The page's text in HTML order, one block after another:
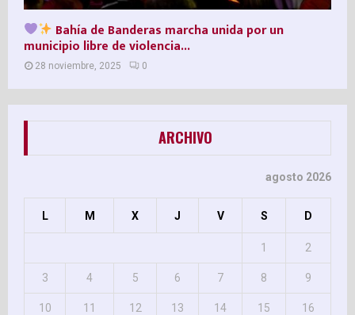
Bahía de Banderas marcha unida por un
municipio libre de violencia...
28 noviembre, 2025 0
ARCHIVO
agosto 2026
L M X J V S D
1 2
3 4 5 6 7 8 9
10 11 12 13 14 15 16